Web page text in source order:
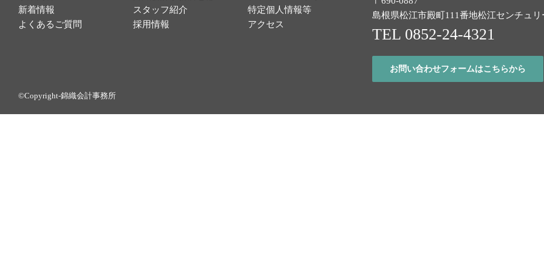
新着情報
よくあるご質問
スタッフ紹介
採用情報
特定個人情報等
アクセス
島根県松江市殿町111番地松江センチュリ
TEL 0852-24-4321
お問い合わせフォームはこちらから
©Copyright-錦織会計事務所